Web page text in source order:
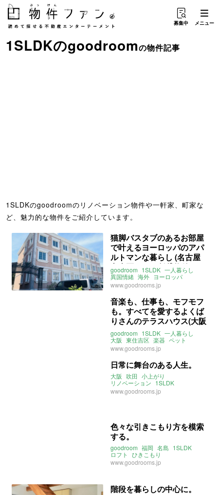
募集中 メニュー
1SLDKのgoodroomの物件記事
1SLDKのgoodroomのリノベーション物件や一軒家、町家な
ど、魅力的な物件をご紹介しています。
猫脚バスタブのあるお部屋
で叶えるヨーロッパのアパ
ルトマンな暮らし (名古屋
市南区45㎡の賃貸物件)
goodroom 1SLDK 一人暮らし
異国情緒 海外 ヨーロッパ
フランス サンルーム
猫脚 愛知 名古屋
熱田神宮伝馬町駅 名鉄常滑線
豊田本町駅
道徳駅
ライター：増成かおり 賃貸
www.goodrooms.jp
音楽も、仕事も、モフモフ
も。すべてを愛するよくば
りさんのテラスハウス(大阪
市東住吉区36㎡の賃貸物
件)
goodroom 1SLDK 一人暮らし
大阪 東住吉区 楽器 ペット
小型犬 大型犬 猫
階段 テラスハウス
www.goodrooms.jp
日常に舞台のある人生。
大阪 吹田 小上がり
リノベーション 1SLDK
goodroom
www.goodrooms.jp
色々な引きこもり方を模索
する。
goodroom 福岡 名島 1SLDK
ロフト
ひきこもり
www.goodrooms.jp
階段を暮らしの中心に。